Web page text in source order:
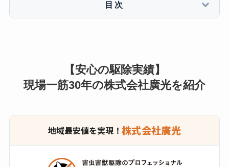
目次
【安心の駆除実績】
現場一筋30年の株式会社廣光を紹介
地域最安値を実現！ 株式会社廣光